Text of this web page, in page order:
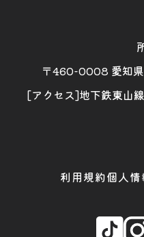
〒460-0008 愛知
[アクセス]地下鉄東山
利用規約個人